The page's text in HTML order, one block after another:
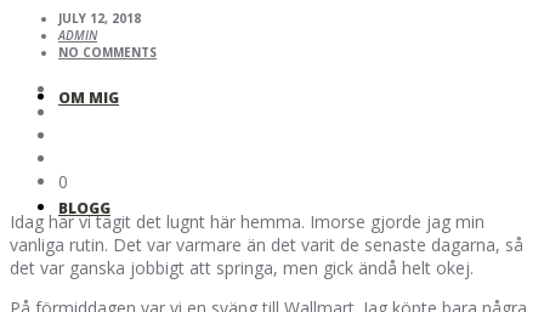
OM MIG
BLOGG
JULY 12, 2018
ADMIN
NO COMMENTS
0
Idag har vi tagit det lugnt här hemma. Imorse gjorde jag min
vanliga rutin. Det var varmare än det varit de senaste dagarna, så
det var ganska jobbigt att springa, men gick ändå helt okej.